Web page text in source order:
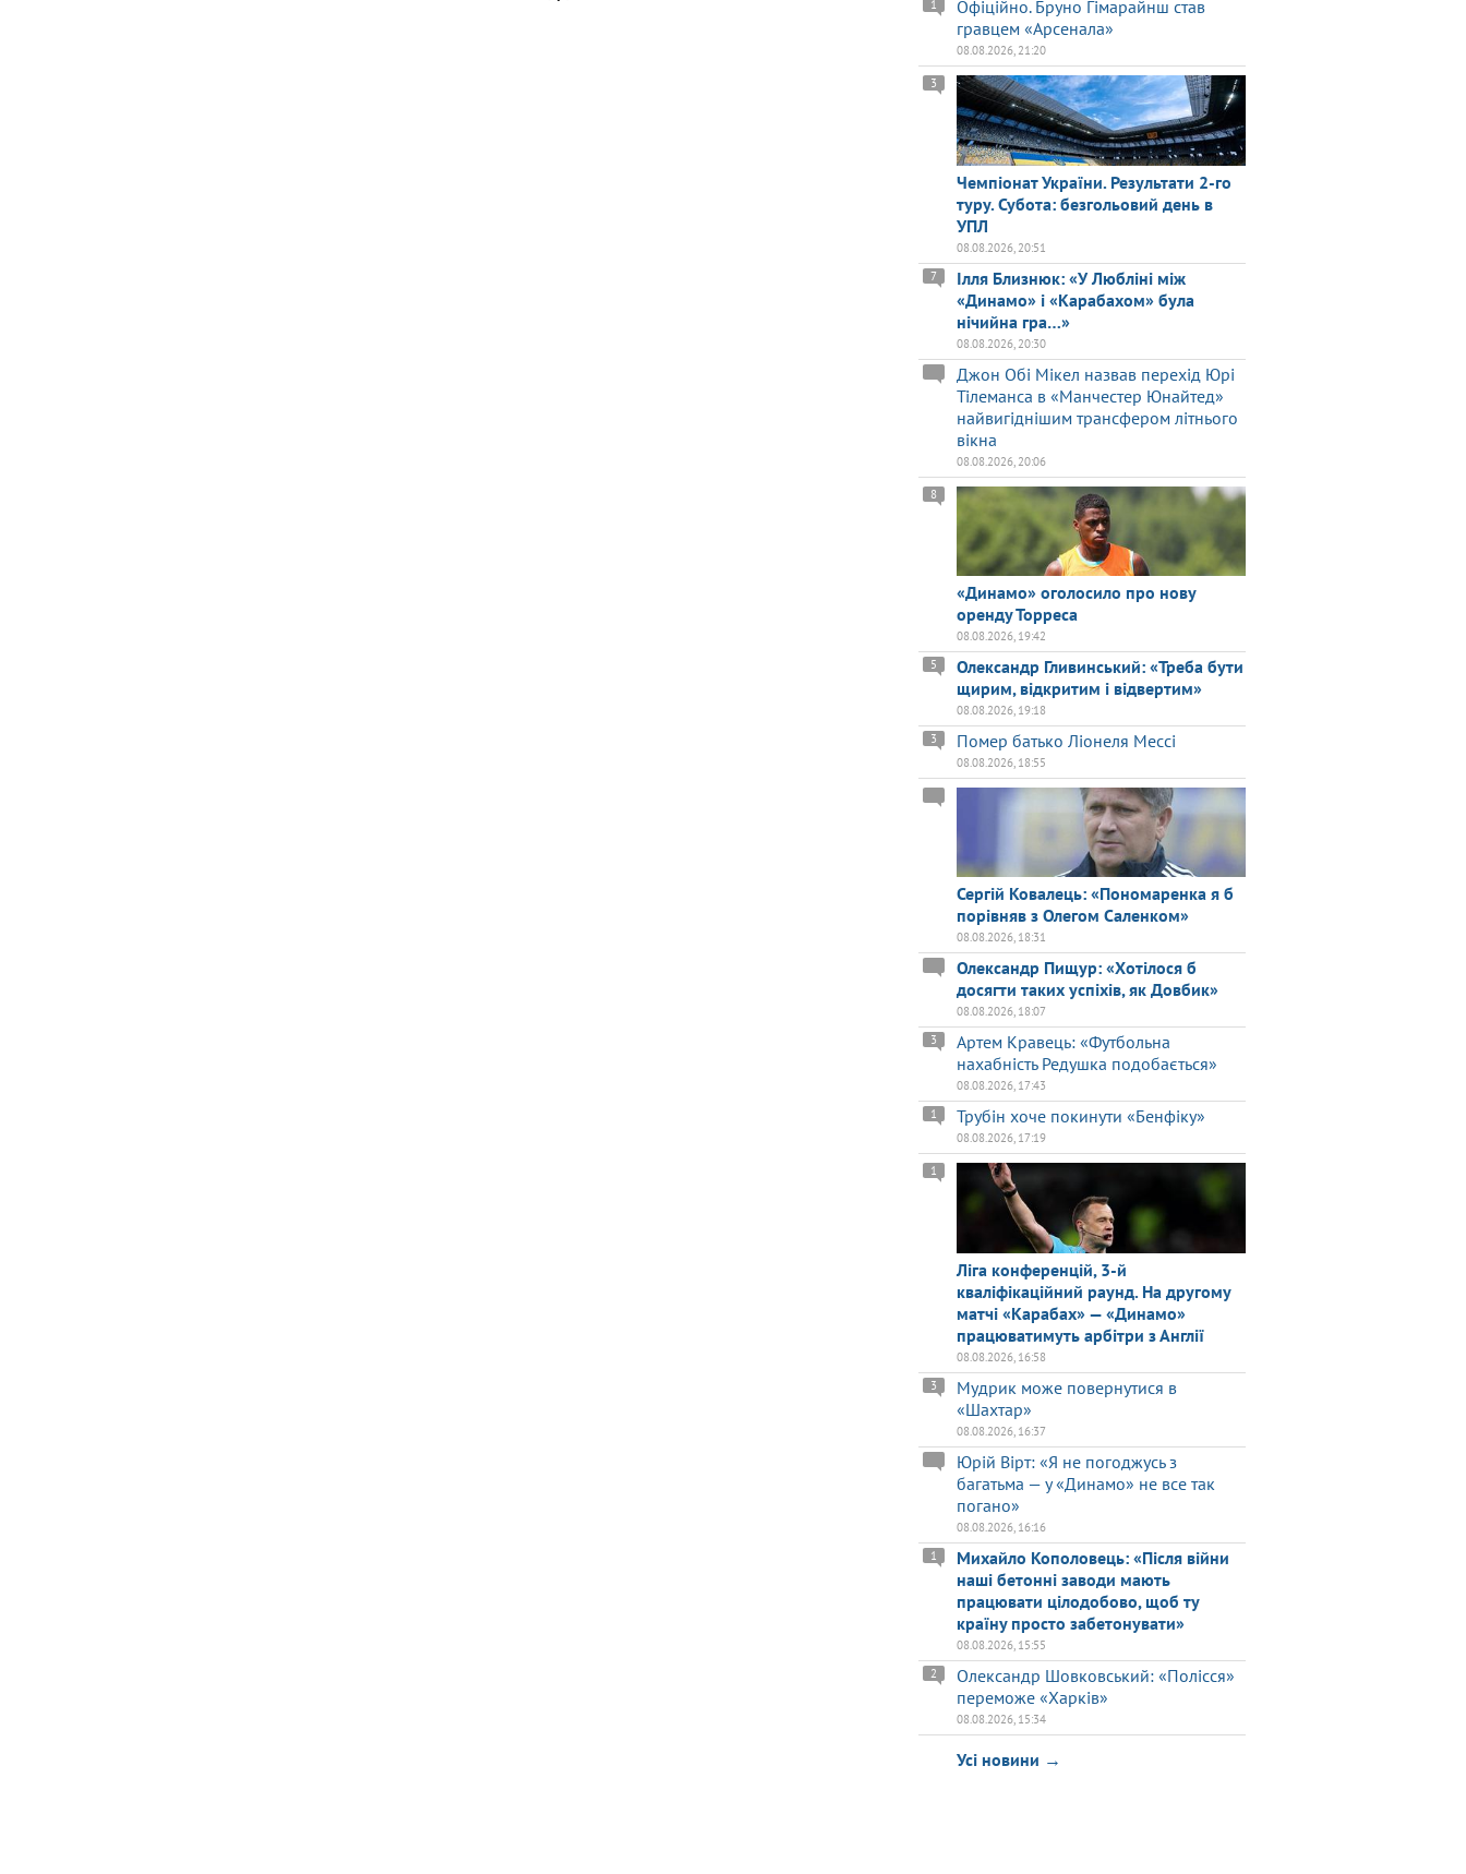
Офіційно. Бруно Гімарайнш став
гравцем «Арсенала»
1
08.08.2026, 21:20
Чемпіонат України. Результати 2-го
туру. Субота: безгольовий день в
УПЛ
3
08.08.2026, 20:51
Ілля Близнюк: «У Любліні між
«Динамо» і «Карабахом» була
нічийна гра…»
7
08.08.2026, 20:30
Джон Обі Мікел назвав перехід Юрі
Тілеманса в «Манчестер Юнайтед»
найвигіднішим трансфером літнього
вікна
08.08.2026, 20:06
«Динамо» оголосило про нову
оренду Торреса
8
08.08.2026, 19:42
Олександр Гливинський: «Треба бути
щирим, відкритим і відвертим»
5
08.08.2026, 19:18
Помер батько Ліонеля Мессі
3
08.08.2026, 18:55
Сергій Ковалець: «Пономаренка я б
порівняв з Олегом Саленком»
08.08.2026, 18:31
Олександр Пищур: «Хотілося б
досягти таких успіхів, як Довбик»
08.08.2026, 18:07
Артем Кравець: «Футбольна
нахабність Редушка подобається»
3
08.08.2026, 17:43
Трубін хоче покинути «Бенфіку»
1
08.08.2026, 17:19
Ліга конференцій, 3-й
кваліфікаційний раунд. На другому
матчі «Карабах» — «Динамо»
працюватимуть арбітри з Англії
1
08.08.2026, 16:58
Мудрик може повернутися в
«Шахтар»
3
08.08.2026, 16:37
Юрій Вірт: «Я не погоджусь з
багатьма — у «Динамо» не все так
погано»
08.08.2026, 16:16
Михайло Кополовець: «Після війни
наші бетонні заводи мають
працювати цілодобово, щоб ту
країну просто забетонувати»
1
08.08.2026, 15:55
Олександр Шовковський: «Полісся»
переможе «Харків»
2
08.08.2026, 15:34
Усі новини →